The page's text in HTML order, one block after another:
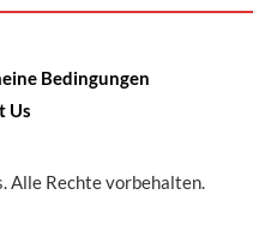
Bedingungen
Us
Alle Rechte vorbehalten.